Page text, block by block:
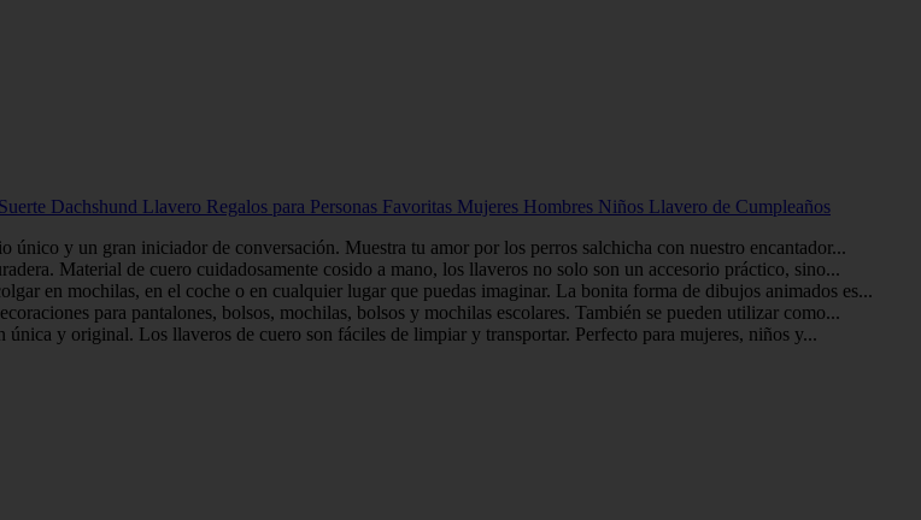
Dachshund Llavero Regalos para Personas Favoritas Mujeres Hombres Niños Llavero de Cumpleaños
único y un gran iniciador de conversación. Muestra tu amor por los perros salchicha con nuestro encantador...
Material de cuero cuidadosamente cosido a mano, los llaveros no solo son un accesorio práctico, sino...
en mochilas, en el coche o en cualquier lugar que puedas imaginar. La bonita forma de dibujos animados es...
para pantalones, bolsos, mochilas, bolsos y mochilas escolares. También se pueden utilizar como...
y original. Los llaveros de cuero son fáciles de limpiar y transportar. Perfecto para mujeres, niños y...